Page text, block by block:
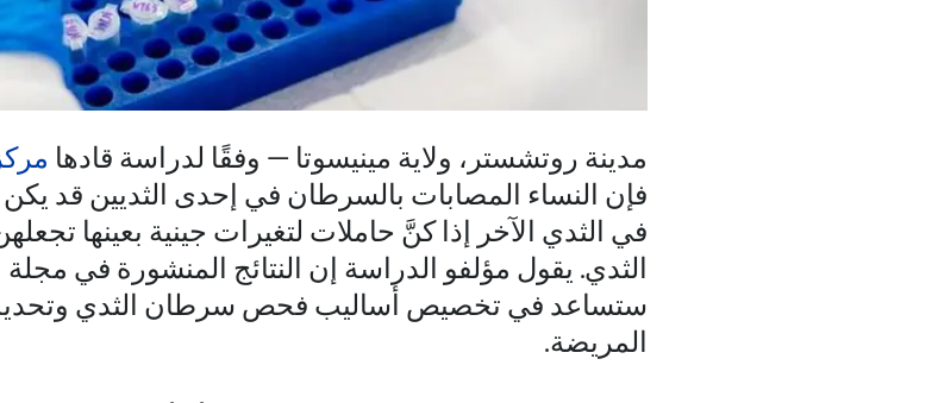
مدينة روتشستر، ولاية مينيسوتا — وفقًا لدراسة قادها
فإن النساء المصابات بالسرطان في إحدى الثديين قد
في الثدي الآخر إذا كنَّ حاملات لتغيرات جينية بعينها
الثدي. يقول مؤلفو الدراسة إن النتائج المنشورة في مجلة
ستساعد في تخصيص أساليب فحص سرطان الثدي وتحديد
المريضة.